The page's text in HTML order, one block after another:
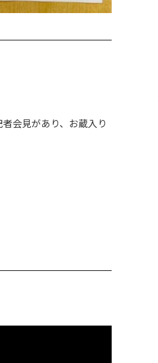
会見があり、お蔵入り